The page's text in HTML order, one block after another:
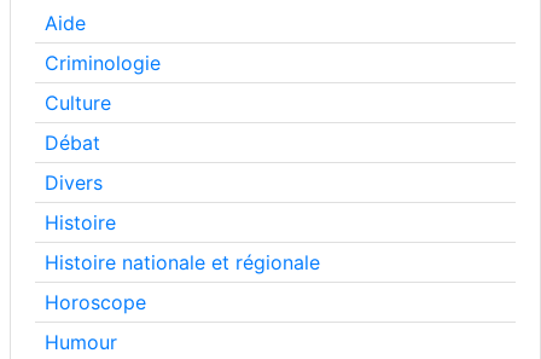
Aide
Criminologie
Culture
Débat
Divers
Histoire
Histoire nationale et régionale
Horoscope
Humour